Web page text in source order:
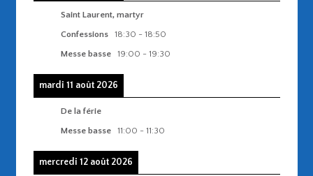
Saint Laurent, martyr
Confessions
18:30 - 18:50
Messe basse
19:00 - 19:30
mardi 11 août 2026
De la férie
Messe basse
11:00 - 11:30
mercredi 12 août 2026